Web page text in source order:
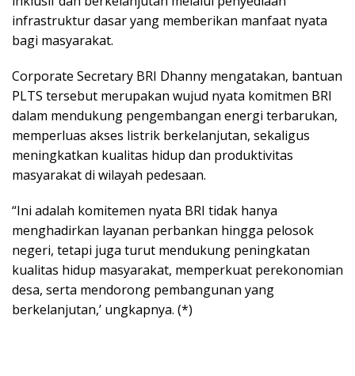
infrastruktur dasar yang memberikan manfaat nyata
bagi masyarakat.
Corporate Secretary BRI Dhanny mengatakan, bantuan
PLTS tersebut merupakan wujud nyata komitmen BRI
dalam mendukung pengembangan energi terbarukan,
memperluas akses listrik berkelanjutan, sekaligus
meningkatkan kualitas hidup dan produktivitas
masyarakat di wilayah pedesaan.
“Ini adalah komitemen nyata BRI tidak hanya
menghadirkan layanan perbankan hingga pelosok
negeri, tetapi juga turut mendukung peningkatan
kualitas hidup masyarakat, memperkuat perekonomian
desa, serta mendorong pembangunan yang
berkelanjutan,’ ungkapnya. (*)